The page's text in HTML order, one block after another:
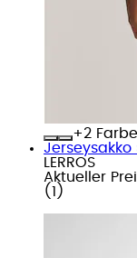
+
Jerseysakko
LERROS
Aktueller
( 1 )